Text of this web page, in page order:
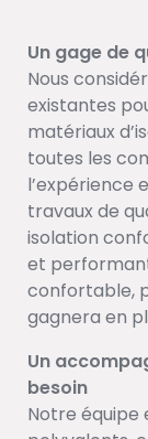
Un gage de
Nous
existantes
matériaux
toutes les
l’expérience
travaux de
isolation
et
confortable,
gagnera en
Un
besoin
Notre équipe